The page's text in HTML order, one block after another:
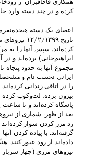
همکاری قاچاقبران از
کرده و در چند دسته وارد
اعضای یک دسته
‌کرده‌اند. سپس آنها را به
ابراهیم‌خانی) برده‌اند‌ و در
مجموع آنها به حدود پنجاه
ایرانی نخست نام و
را در ‌اتاقی زندانی
‌بیرون برده، لت‌و‌کوب
پاسگاه کرده‌اند و تا
بعد از ظهر، ‌شماری از
گرفته‌اند. با پیاده کردن
داده‌اند‌ از رود عبور کنند.
نیروهای مرزی (چهار